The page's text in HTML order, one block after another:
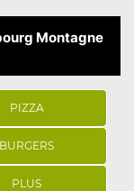
Montagne
PIZZA
BURGERS
PLUS